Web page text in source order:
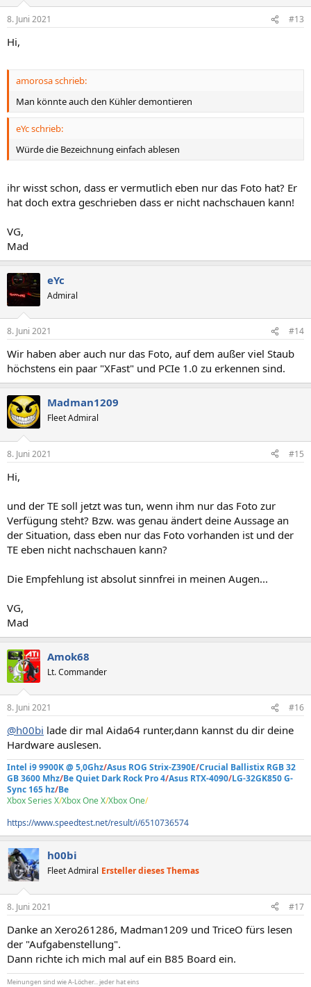
8. Juni 2021 #13
Hi,
amorosa schrieb:
Man könnte auch den Kühler demontieren
eYc schrieb:
Würde die Bezeichnung einfach ablesen
ihr wisst schon, dass er vermutlich eben nur das Foto hat? Er
hat doch extra geschrieben dass er nicht nachschauen kann!
VG,
Mad
eYc
Admiral
8. Juni 2021 #14
Wir haben aber auch nur das Foto, auf dem außer viel Staub
höchstens ein paar "XFast" und PCIe 1.0 zu erkennen sind.
Madman1209
Fleet Admiral
8. Juni 2021 #15
Hi,
und der TE soll jetzt was tun, wenn ihm nur das Foto zur
Verfügung steht? Bzw. was genau ändert deine Aussage an
der Situation, dass eben nur das Foto vorhanden ist und der
TE eben nicht nachschauen kann?
Die Empfehlung ist absolut sinnfrei in meinen Augen...
VG,
Mad
Amok68
Lt. Commander
8. Juni 2021 #16
@h00bi lade dir mal Aida64 runter,dann kannst du dir deine
Hardware auslesen.
Intel i9 9900K @ 5,0Ghz/Asus ROG Strix-Z390E/Crucial Ballistix RGB 32
GB 3600 Mhz/Be Quiet Dark Rock Pro 4/Asus RTX-4090/LG-32GK850 G-
Sync 165 hz/Be
Xbox Series X/Xbox One X/Xbox One/
https://www.speedtest.net/result/i/6510736574
h00bi
Fleet Admiral Ersteller dieses Themas
8. Juni 2021 #17
Danke an Xero261286, Madman1209 und TriceO fürs lesen
der "Aufgabenstellung".
Dann richte ich mich mal auf ein B85 Board ein.
Meinungen sind wie A-Löcher... jeder hat eins